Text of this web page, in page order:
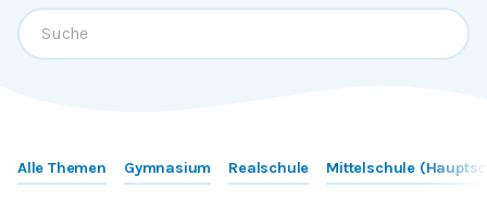
Alle Themen Gymnasium Realschule Mittelschule